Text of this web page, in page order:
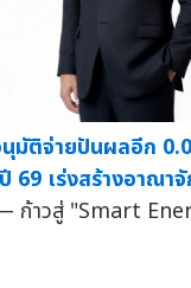
นุมัติจ่ายปันผลอีก
69 เร่งสร้างอาณา
ก้าวสู่ "Smart